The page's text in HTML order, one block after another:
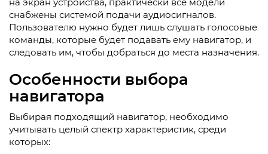
снабжены системой подачи аудиосигналов.
Пользователю нужно будет лишь слушать голосовые
команды, которые будет подавать ему навигатор, и
следовать им, чтобы добраться до места назначения.
Особенности выбора
навигатора
Выбирая подходящий навигатор, необходимо
учитывать целый спектр характеристик, среди
которых: